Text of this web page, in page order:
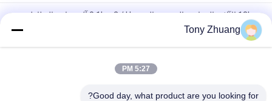
18hp الآلات الزراعية الصغيرة الحجم 0.1hm2 / H آلة زراعة البطاطس
Harrow
W500mm الآلات الزراعية الصغيرة الحجم أنبوب أنبوبي غير ملحوم اثنان
Tony Zhuang
5:27 PM
Good day, what product are you looking for?